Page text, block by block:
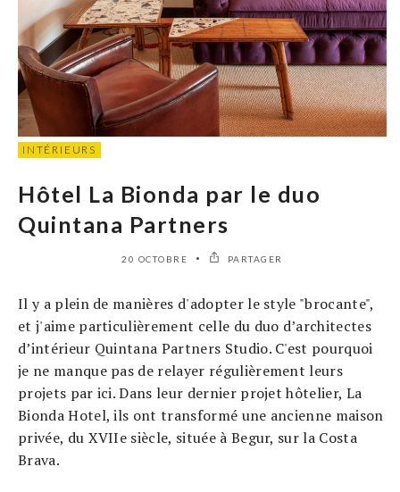
INTÉRIEURS
Hôtel La Bionda par le duo
Quintana Partners
20 OCTOBRE PARTAGER
Il y a plein de manières d'adopter le style "brocante",
et j'aime particulièrement celle du duo d’architectes
d’intérieur Quintana Partners Studio. C'est pourquoi
je ne manque pas de relayer régulièrement leurs
projets par ici. Dans leur dernier projet hôtelier, La
Bionda Hotel, ils ont transformé une ancienne maison
privée, du XVIIe siècle, située à Begur, sur la Costa
Brava.